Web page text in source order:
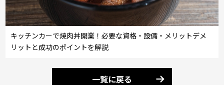
キッチンカーで焼肉丼開業！必要な資格・設備・メリットデメ
リットと成功のポイントを解説
一覧に戻る